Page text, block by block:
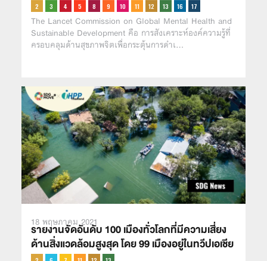
The Lancet Commission on Global Mental Health and
Sustainable Development คือ การสังเคราะห์องค์ความรู้ที่
ครอบคลุมด้านสุขภาพจิตเพื่อกระตุ้นการดำเ…
18 พฤษภาคม 2021
รายงานจัดอันดับ 100 เมืองทั่วโลกที่มีความเสี่ยง
ด้านสิ่งแวดล้อมสูงสุด โดย 99 เมืองอยู่ในทวีปเอเชีย